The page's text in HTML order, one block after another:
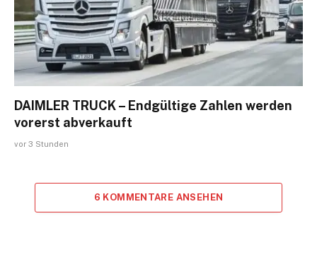
DAIMLER TRUCK – Endgültige Zahlen werden
vorerst abverkauft
vor 3 Stunden
6 KOMMENTARE ANSEHEN